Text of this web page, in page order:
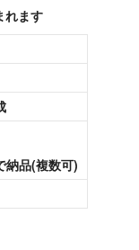
れます
納品(複数可)